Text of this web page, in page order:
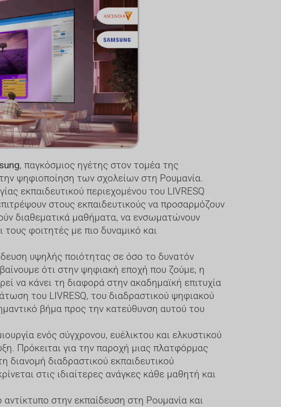
, παγκόσμιος ηγέτης στον τομέα της
ψηφιοποίηση των σχολείων στη Ρουμανία.
εκπαιδευτικού περιεχομένου του LIVRESQ
στους εκπαιδευτικούς να προσαρμόζουν
διαθεματικά μαθήματα, να ενσωματώνουν
φοιτητές με πιο δυναμικό και
υψηλής ποιότητας σε όσο το δυνατόν
ότι στην ψηφιακή εποχή που ζούμε, η
να κάνει τη διαφορά στην ακαδημαϊκή επιτυχία
του LIVRESQ, του διαδραστικού ψηφιακού
βήμα προς την κατεύθυνση αυτού του
ενός σύγχρονου, ευέλικτου και ελκυστικού
Πρόκειται για την παροχή μιας πλατφόρμας
διανομή διαδραστικού εκπαιδευτικού
στις ιδιαίτερες ανάγκες κάθε μαθητή και
στην εκπαίδευση στη Ρουμανία και